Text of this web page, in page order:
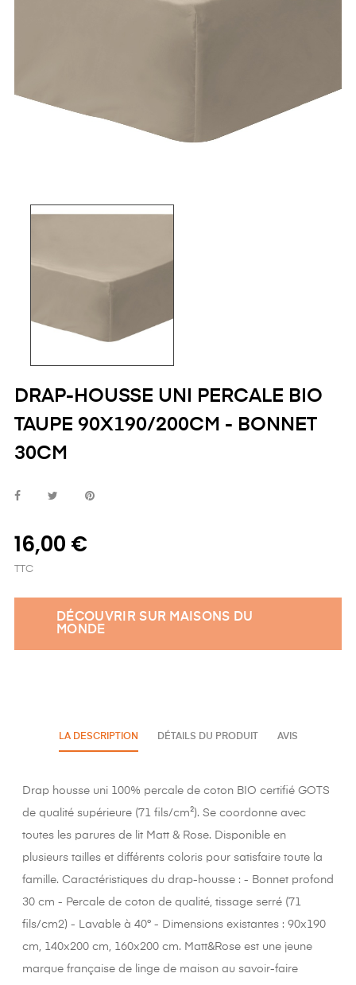
DRAP-HOUSSE UNI PERCALE BIO
TAUPE 90X190/200CM - BONNET
30CM
16,00 €
TTC
DÉCOUVRIR SUR MAISONS DU
MONDE
LA DESCRIPTION DÉTAILS DU PRODUIT AVIS
Drap housse uni 100% percale de coton BIO certifié GOTS
de qualité supérieure (71 fils/cm²). Se coordonne avec
toutes les parures de lit Matt & Rose. Disponible en
plusieurs tailles et différents coloris pour satisfaire toute la
famille. Caractéristiques du drap-housse : - Bonnet profond
30 cm - Percale de coton de qualité, tissage serré (71
fils/cm2) - Lavable à 40° - Dimensions existantes : 90x190
cm, 140x200 cm, 160x200 cm. Matt&Rose est une jeune
marque française de linge de maison au savoir-faire